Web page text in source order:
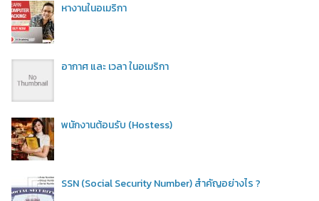
หางานในอเมริกา
อากาศ และ เวลา ในอเมริกา
พนักงานต้อนรับ (Hostess)
SSN (Social Security Number) สำคัญอย่างไร ?